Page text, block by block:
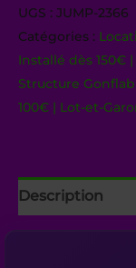
UGS : JUMP-2366
Catégories :
Installé dès 150€
Structure
100€ | Lot-et-
Description